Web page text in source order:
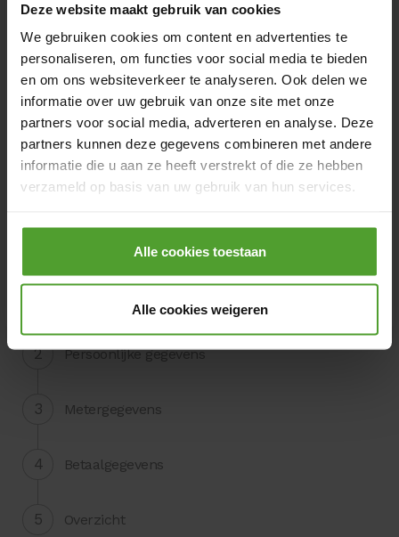
Deze website maakt gebruik van cookies
We gebruiken cookies om content en advertenties te
personaliseren, om functies voor social media te bieden
en om ons websiteverkeer te analyseren. Ook delen we
informatie over uw gebruik van onze site met onze
partners voor social media, adverteren en analyse. Deze
partners kunnen deze gegevens combineren met andere
informatie die u aan ze heeft verstrekt of die ze hebben
verzameld op basis van uw gebruik van hun services.
Door op de knop “Alle cookies weigeren” te klikken, kunt
u ervoor kiezen om alle cookies te weigeren, behalve de
noodzakelijke cookies. De noodzakelijke cookies zijn
applicatie(s) en kunnen niet worden geweigerd.
Alle cookies toestaan
Alle cookies weigeren
(verzegelde) meter
Eigenaar aanpassen
Ik wil de eigenaar worden van een
bestaand Luminus leverpunt
Persoonlijke gegevens
Metergegevens
Betaalgegevens
Overzicht